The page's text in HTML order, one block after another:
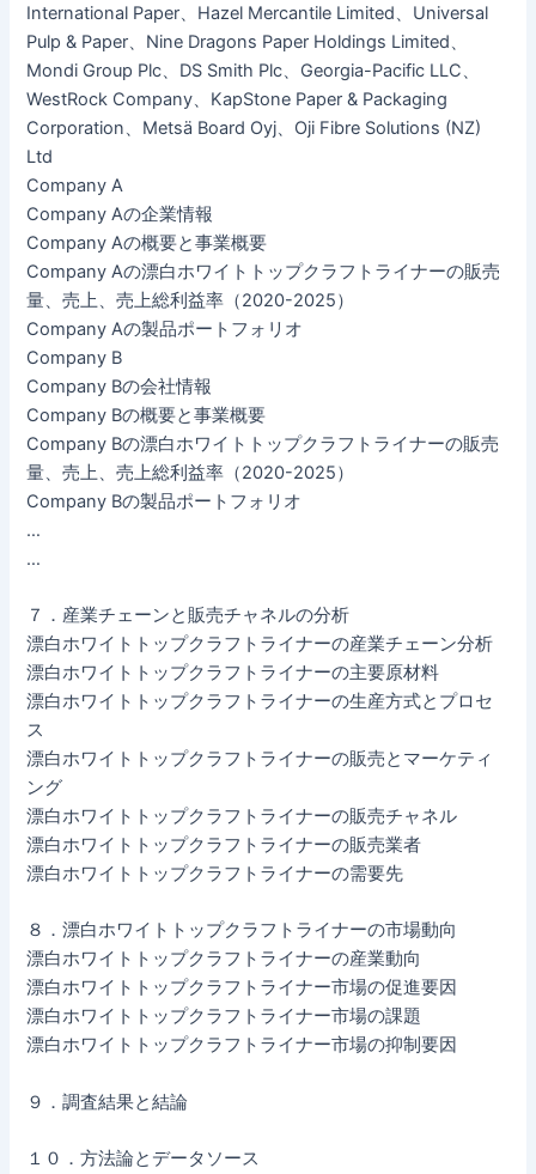
International Paper、Hazel Mercantile Limited、Universal
Pulp & Paper、Nine Dragons Paper Holdings Limited、
Mondi Group Plc、DS Smith Plc、Georgia-Pacific LLC、
WestRock Company、KapStone Paper & Packaging
Corporation、Metsä Board Oyj、Oji Fibre Solutions (NZ)
Ltd
Company A
Company Aの企業情報
Company Aの概要と事業概要
Company Aの漂白ホワイトトップクラフトライナーの販売
量、売上、売上総利益率（2020-2025）
Company Aの製品ポートフォリオ
Company B
Company Bの会社情報
Company Bの概要と事業概要
Company Bの漂白ホワイトトップクラフトライナーの販売
量、売上、売上総利益率（2020-2025）
Company Bの製品ポートフォリオ
…
…
７．産業チェーンと販売チャネルの分析
漂白ホワイトトップクラフトライナーの産業チェーン分析
漂白ホワイトトップクラフトライナーの主要原材料
漂白ホワイトトップクラフトライナーの生産方式とプロセ
ス
漂白ホワイトトップクラフトライナーの販売とマーケティ
ング
漂白ホワイトトップクラフトライナーの販売チャネル
漂白ホワイトトップクラフトライナーの販売業者
漂白ホワイトトップクラフトライナーの需要先
８．漂白ホワイトトップクラフトライナーの市場動向
漂白ホワイトトップクラフトライナーの産業動向
漂白ホワイトトップクラフトライナー市場の促進要因
漂白ホワイトトップクラフトライナー市場の課題
漂白ホワイトトップクラフトライナー市場の抑制要因
９．調査結果と結論
１０．方法論とデータソース